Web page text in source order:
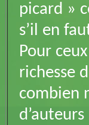
picard »
s’il en
Pour
richesse
combien